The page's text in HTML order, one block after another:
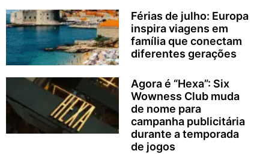
Férias de julho: Europa
inspira viagens em
família que conectam
diferentes gerações
Agora é “Hexa”: Six
Wowness Club muda
de nome para
campanha publicitária
durante a temporada
de jogos